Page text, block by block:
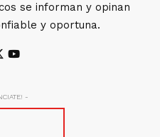
se informan y opinan
y oportuna.
-